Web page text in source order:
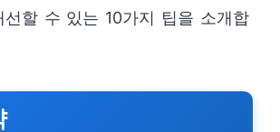
선할 수 있는 10가지 팁을 소개합